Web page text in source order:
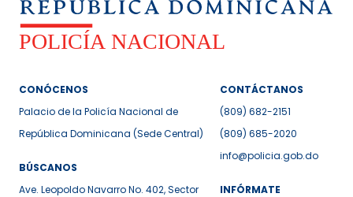
CONÓCENOS
Palacio de la Policía Nacional de
República Dominicana (Sede Central)
BÚSCANOS
Ave. Leopoldo Navarro No. 402, Sector
CONTÁCTANOS
(809) 682-2151
(809) 685-2020
info@policia.gob.do
INFÓRMATE